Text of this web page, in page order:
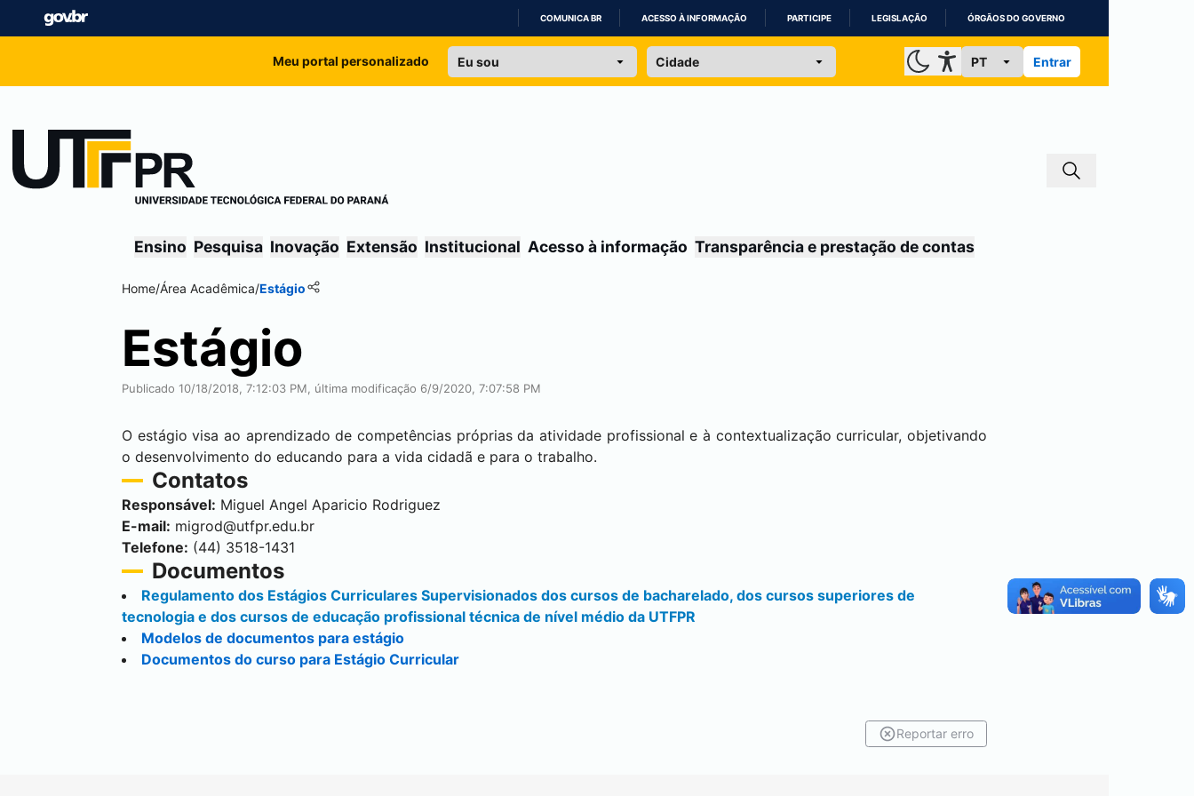
IR
COMUNICA BR ACESSO À INFORMAÇÃO PARTICIPE LEGISLAÇÃO ÓRGÃOS DO GOVERNO
Meu portal personalizado Entrar
Ensino Pesquisa Inovação Extensão Institucional Acesso à informação Transparência e prestação de contas
Home/Área Acadêmica/Estágio
Estágio
Publicado 10/18/2018, 7:12:03 PM, última modificação 6/9/2020, 7:07:58 PM
O estágio visa ao aprendizado de competências próprias da atividade profissional e à contextualização curricular, objetivando
o desenvolvimento do educando para a vida cidadã e para o trabalho.
Contatos
Responsável: Miguel Angel Aparicio Rodriguez
E-mail: migrod@utfpr.edu.br
Telefone: (44) 3518-1431
Documentos
Regulamento dos Estágios Curriculares Supervisionados dos cursos de bacharelado, dos cursos superiores de
tecnologia e dos cursos de educação profissional técnica de nível médio da UTFPR
Modelos de documentos para estágio
Documentos do curso para Estágio Curricular
Reportar erro